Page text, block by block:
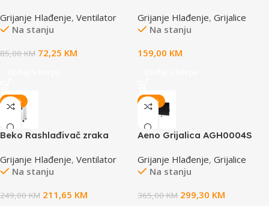
Grijanje Hlađenje, Ventilator
Na stanju
85,00KM 72,25 KM
Grijanje Hlađenje, Grijalice
Na stanju
159,00 KM
-15%
Beko Rashlađivač zraka
Grijanje Hlađenje, Ventilator
Na stanju
249,00KM 211,65 KM
-18%
Aeno Grijalica AGH0004S
Grijanje Hlađenje, Grijalice
Na stanju
365,00KM 299,30 KM